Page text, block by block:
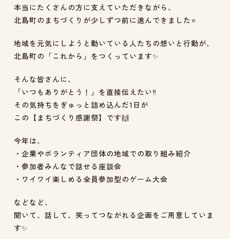
本当にたくさんの方に支えていただきながら、
北島町のまちづくりが少しずつ前に進んできました⭐
地域を元気にしようと動いている人たちの想いと行動が、
北島町の「これから」をつくっています✨
そんな皆さんに、
「いつもありがとう！」を直接伝えたい‼️
その気持ちをぎゅっと詰め込んだ1日が
この【まちづくり感謝祭】です🙌
今年は、
・企業やボランティア団体の地域での取り組み紹介
・参加者みんなで話せる座談会
・ワイワイ楽しめる全員参加型のゲーム大会
などなど、
聞いて、話して、笑ってつながれる企画をご用意していま
す✨